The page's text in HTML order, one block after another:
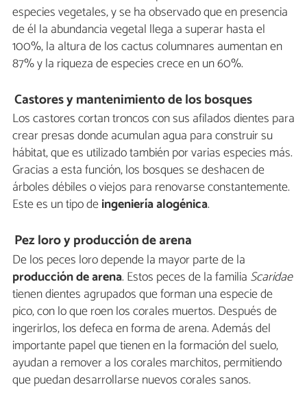
especies vegetales, y se ha observado que en presencia
de él la abundancia vegetal llega a superar hasta el
100%, la altura de los cactus columnares aumentan en
87% y la riqueza de especies crece en un 60%.
Castores y mantenimiento de los bosques
Los castores cortan troncos con sus afilados dientes para
crear presas donde acumulan agua para construir su
hábitat, que es utilizado también por varias especies más.
Gracias a esta función, los bosques se deshacen de
árboles débiles o viejos para renovarse constantemente.
Este es un tipo deingeniería alogénica.
Pez loro y producción de arena
De los peces loro depende la mayor parte de la
producción de arena. Estos peces de la familia Scaridae
tienen dientes agrupados que forman una especie de
pico, con lo que roen los corales muertos. Después de
ingerirlos, los defeca en forma de arena. Además del
importante papel que tienen en la formación del suelo,
ayudan a remover a los corales marchitos, permitiendo
que puedan desarrollarse nuevos corales sanos.